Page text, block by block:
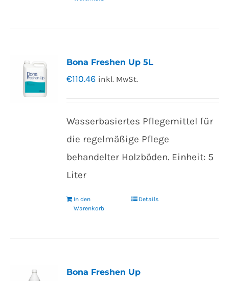
Bona Freshen Up 5L
€110.46 inkl. MwSt.
Wasserbasiertes Pflegemittel für
die regelmäßige Pflege
behandelter Holzböden. Einheit: 5
Liter
In den
Warenkorb
Details
Bona Freshen Up